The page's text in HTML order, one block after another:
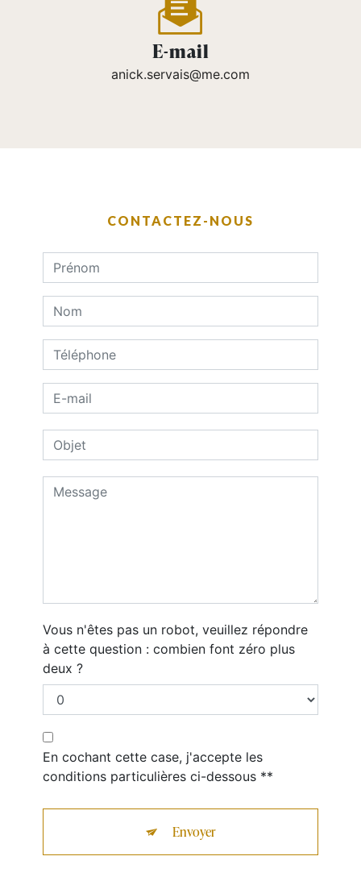
E-mail
anick.servais@me.com
CONTACTEZ-NOUS
Vous n'êtes pas un robot, veuillez répondre
à cette question : combien font zéro plus
deux ?
En cochant cette case, j'accepte les
conditions particulières ci-dessous **
Envoyer